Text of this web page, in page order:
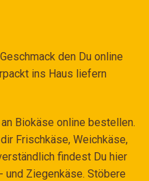
den Du online
ins Haus liefern
Biokäse online bestellen.
Frischkäse, Weichkäse,
findest Du hier
und Ziegenkäse. Stöbere